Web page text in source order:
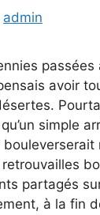
admin
passées
avoir
simple
partagés
à la fin